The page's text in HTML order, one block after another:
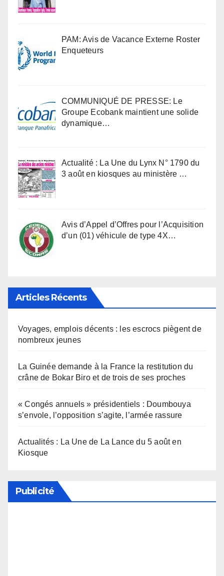
PAM: Avis de Vacance Externe Roster
Enqueteurs
COMMUNIQUÉ DE PRESSE: Le
Groupe Ecobank maintient une solide
dynamique…
Actualité : La Une du Lynx N° 1790 du
3 août en kiosques au ministère …
Avis d’Appel d’Offres pour l’Acquisition
d’un (01) véhicule de type 4X…
Articles Récents
Voyages, emplois décents : les escrocs piègent de
nombreux jeunes
La Guinée demande à la France la restitution du
crâne de Bokar Biro et de trois de ses proches
« Congés annuels » présidentiels : Doumbouya
s’envole, l’opposition s’agite, l’armée rassure
Actualités : La Une de La Lance du 5 août en
Kiosque
Publicité